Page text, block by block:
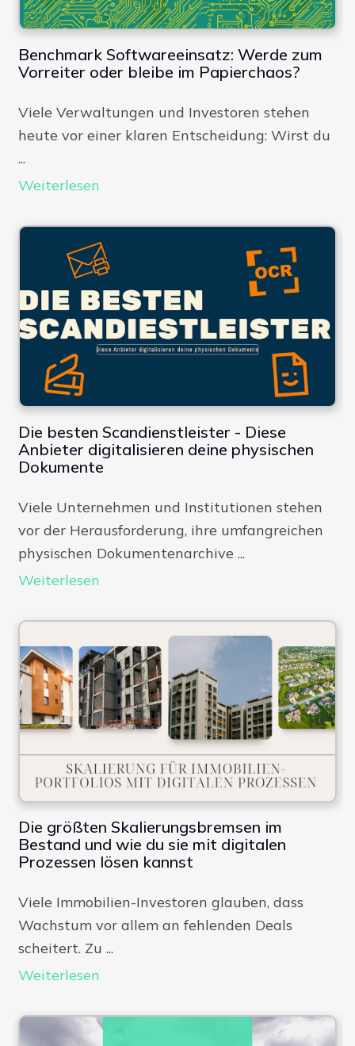
Benchmark Softwareeinsatz: Werde zum
Vorreiter oder bleibe im Papierchaos?
Viele Verwaltungen und Investoren stehen
heute vor einer klaren Entscheidung: Wirst du
...
Weiterlesen
Die besten Scandienstleister - Diese
Anbieter digitalisieren deine physischen
Dokumente
Viele Unternehmen und Institutionen stehen
vor der Herausforderung, ihre umfangreichen
physischen Dokumentenarchive ...
Weiterlesen
Die größten Skalierungsbremsen im
Bestand und wie du sie mit digitalen
Prozessen lösen kannst
Viele Immobilien-Investoren glauben, dass
Wachstum vor allem an fehlenden Deals
scheitert. Zu ...
Weiterlesen